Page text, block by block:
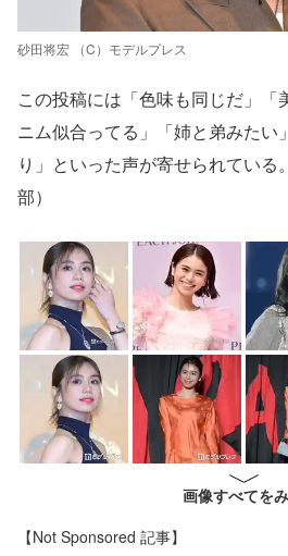
砂田将宏 （C）モデルプレス
この投稿には「色味も同じだ」「
ニム似合ってる」「姉と弟みたい
り」といった声が寄せられている
部）
画像すべてを
【Not Sponsored 記事】